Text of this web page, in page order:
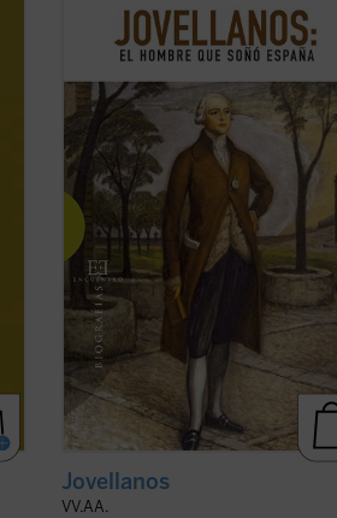
Dos siglos después del fallecimiento de
Gaspar Melchor de Jovellanos, la figura
del más importante de los ilustrados
españoles sigue suscitando debates e
interrogantes. Los autores de este
volumen colectivo, todos ellos
especialistas en la vida y ...
(ver ficha)
Jovellanos
VV.AA.